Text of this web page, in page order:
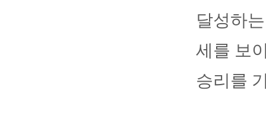
달성하
세를 보
승리를